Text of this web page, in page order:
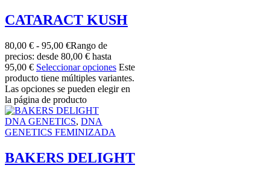
CATARACT KUSH
80,00 € - 95,00 €Rango de
precios: desde 80,00 € hasta
95,00 € Seleccionar opciones Este
producto tiene múltiples variantes.
Las opciones se pueden elegir en
la página de producto
DNA GENETICS, DNA
GENETICS FEMINIZADA
BAKERS DELIGHT